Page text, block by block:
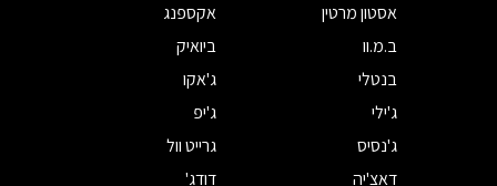
אסטון מרטין
אקספנג
ב.מ.וו
ביואיק
בנטלי
ג'אקו
ג'ילי
ג'יפ
ג'נסיס
גרייט וול
דאצ'יה
דודג'